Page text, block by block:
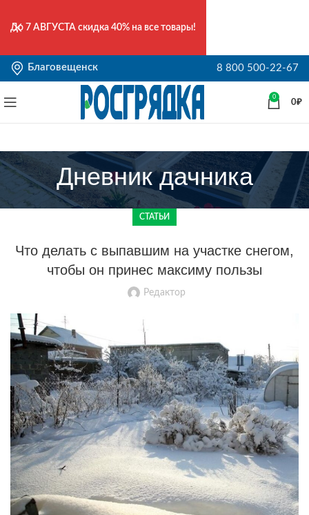
Благовещенск 8 800 500-22-67
0
0₽
Дневник дачника
СТАТЬИ
Что делать с выпавшим на участке снегом,
чтобы он принес максиму пользы
Редактор
До 7 АВГУСТА скидка 40% на все товары!